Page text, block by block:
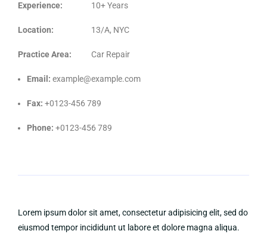
Experience: 10+ Years
Location: 13/A, NYC
Practice Area: Car Repair
Email: example@example.com
Fax: +0123-456 789
Phone: +0123-456 789
Lorem ipsum dolor sit amet, consectetur adipisicing elit, sed do
eiusmod tempor incididunt ut labore et dolore magna aliqua.